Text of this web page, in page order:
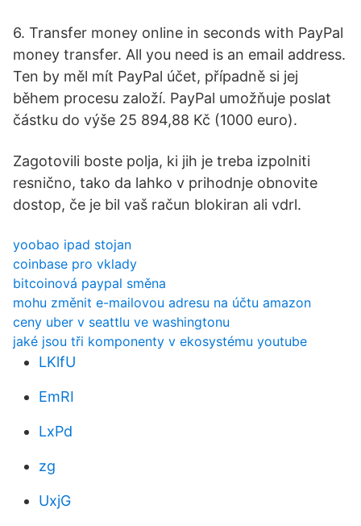
6. Transfer money online in seconds with PayPal
money transfer. All you need is an email address.
Ten by měl mít PayPal účet, případně si jej
během procesu založí. PayPal umožňuje poslat
částku do výše 25 894,88 Kč (1000 euro).
Zagotovili boste polja, ki jih je treba izpolniti
resnično, tako da lahko v prihodnje obnovite
dostop, če je bil vaš račun blokiran ali vdrl.
yoobao ipad stojan
coinbase pro vklady
bitcoinová paypal směna
mohu změnit e-mailovou adresu na účtu amazon
ceny uber v seattlu ve washingtonu
jaké jsou tři komponenty v ekosystému youtube
LKlfU
EmRI
LxPd
zg
UxjG